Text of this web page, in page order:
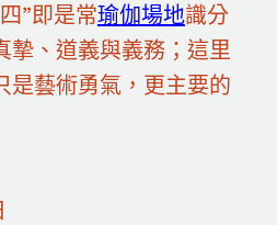
”即是常瑜伽場地識分
摯、道義與義務；這里
是藝術勇氣，更主要的